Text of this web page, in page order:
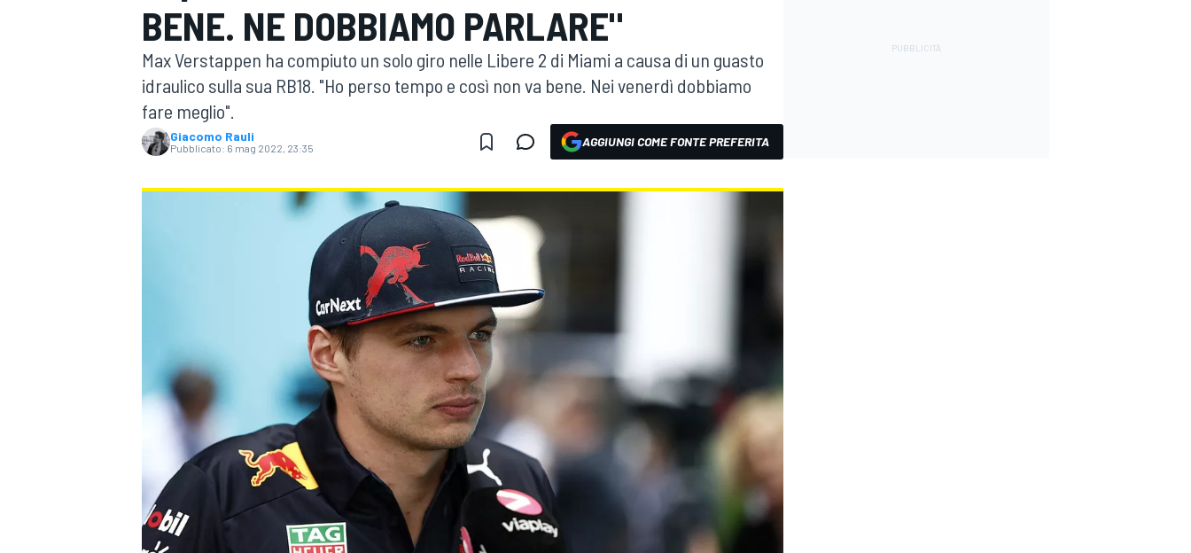
MOTOGP WEC
BENE. NE DOBBIAMO PARLARE"
Max Verstappen ha compiuto un solo giro nelle Libere 2 di Miami a causa di un guasto
idraulico sulla sua RB18. "Ho perso tempo e così non va bene. Nei venerdì dobbiamo
fare meglio".
Giacomo Rauli
Pubblicato: 6 mag 2022, 23:35 AGGIUNGI COME FONTE PREFERITA